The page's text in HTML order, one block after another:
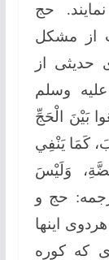
حج
از مشکل
حدیثی از
وسلم
بَيْنَ الْحَجِّ
كَمَا يَنْفِي
وَلَيْسَ
حج و
اینها
که کوره